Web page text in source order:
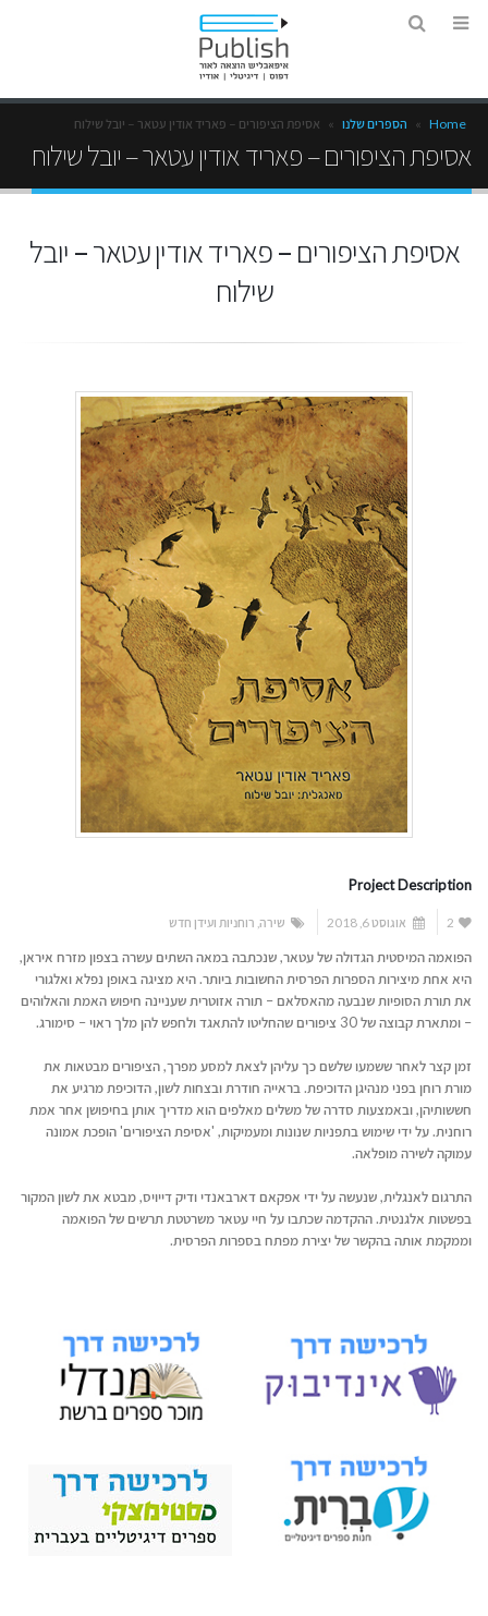
Home
» הספרים שלנו » אסיפת הציפורים – פאריד אודין עטאר – יובל שילוח
אסיפת הציפורים – פאריד אודין עטאר – יובל שילוח
אסיפת הציפורים – פאריד אודין עטאר – יובל
שילוח
Project Description
2 אוגוסט 6, 2018 שירה רוחניות ועידן חדש
הפואמה המיסטית הגדולה של עטאר, שנכתבה במאה השתים עשרה בצפון מזרח איראן,
היא אחת מיצירות הספרות הפרסית החשובות ביותר. היא מציגה באופן נפלא ואלגורי
את תורת הסופיות שנבעה מהאסלאם – תורה אזוטרית שעניינה חיפוש האמת והאלוהים
– ומתארת קבוצה של 30 ציפורים שהחליטו להתאגד ולחפש להן מלך ראוי – סימורג.
זמן קצר לאחר ששמעו שלשם כך עליהן לצאת למסע מפרך, הציפורים מבטאות את
מורת רוחן בפני מנהיגן הדוכיפת. בראייה חודרת ובצחות לשון, הדוכיפת מרגיע את
חששותיהן, ובאמצעות סדרה של משלים מאלפים הוא מדריך אותן בחיפושן אחר אמת
רוחנית. על ידי שימוש בתפניות שנונות ומעמיקות, 'אסיפת הציפורים' הופכת אמונה
עמוקה לשירה מופלאה.
התרגום לאנגלית, שנעשה על ידי אפקאם דארבאנדי ודיק דייויס, מבטא את לשון המקור
בפשטות אלגנטית. ההקדמה שכתבו על חיי עטאר משרטטת תרשים של הפואמה
וממקמת אותה בהקשר של יצירת מפתח בספרות הפרסית.